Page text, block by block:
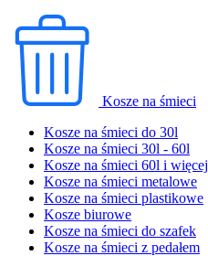
Kosze na śmieci
Kosze na śmieci do 30l
Kosze na śmieci 30l - 60l
Kosze na śmieci 60l i więcej
Kosze na śmieci metalowe
Kosze na śmieci plastikowe
Kosze biurowe
Kosze na śmieci do szafek
Kosze na śmieci z pedałem